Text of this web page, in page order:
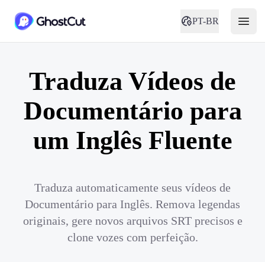
PT-BR
Traduza Vídeos de
Documentário para
um Inglês Fluente
Traduza automaticamente seus vídeos de
Documentário para Inglês. Remova legendas
originais, gere novos arquivos SRT precisos e
clone vozes com perfeição.